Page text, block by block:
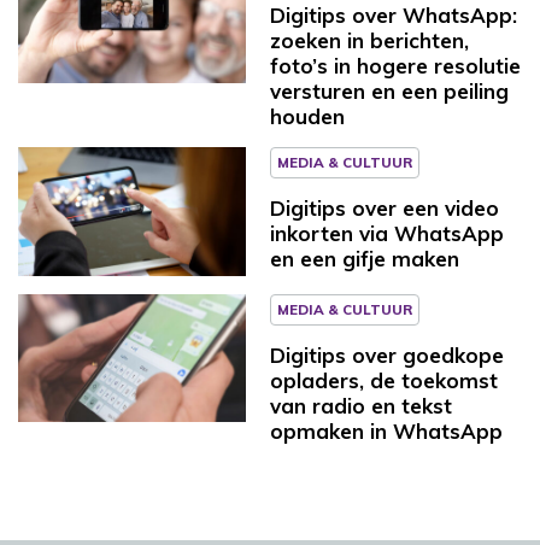
Digitips over WhatsApp:
zoeken in berichten,
foto’s in hogere resolutie
versturen en een peiling
houden
MEDIA & CULTUUR
Digitips over een video
inkorten via WhatsApp
en een gifje maken
MEDIA & CULTUUR
Digitips over goedkope
opladers, de toekomst
van radio en tekst
opmaken in WhatsApp